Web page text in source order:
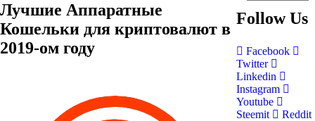
Лучшие Аппаратные
Кошельки для криптовалют в
2019-ом году
Follow Us
Facebook
Twitter
Linkedin
Instagram
Youtube
Steemit
Reddit